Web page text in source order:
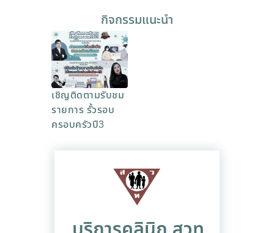
กิจกรรมแนะนำ
เชิญติดตามรับชม
รายการ รั้วรอบ
ครอบครัวปี3